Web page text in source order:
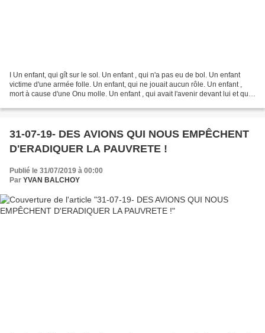
I Un enfant, qui gît sur le sol. Un enfant , qui n'a pas eu de bol. Un enfant
victime d'une armée folle. Un enfant, qui ne jouait aucun rôle. Un enfant ,
mort à cause d'une Onu molle. Un enfant , qui avait l'avenir devant lui et qui
31-07-19- DES AVIONS QUI NOUS EMPÊCHENT
D'ERADIQUER LA PAUVRETE !
Publié le 31/07/2019 à 00:00
Par YVAN BALCHOY